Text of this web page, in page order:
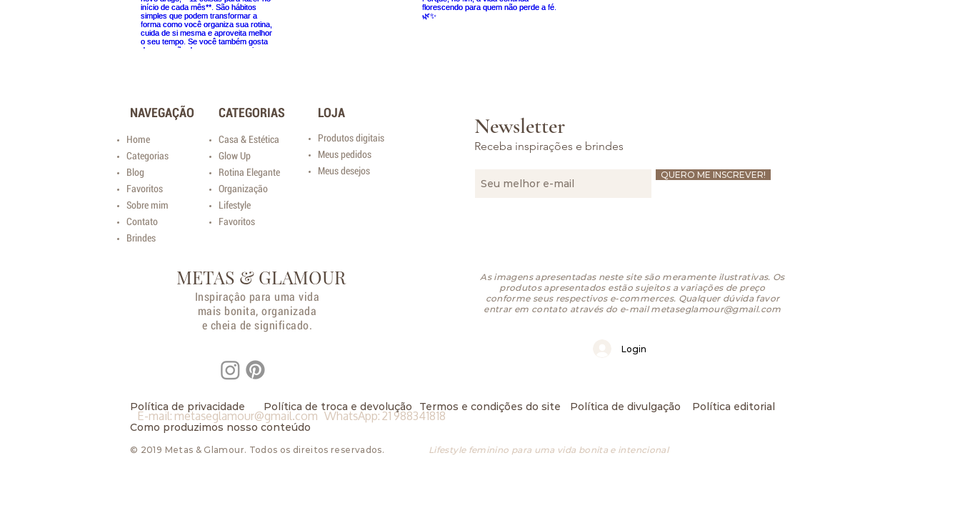
NAVEGAÇÃO
Home
Categorias
Blog
Favoritos
Sobre mim
Contato
Brindes
CATEGORIAS
Casa & Estética
Glow Up
Rotina Elegante
Organização
Lifestyle
Favoritos
LOJA
Produtos digitais
Meus pedidos
Meus desejos
Newsletter
Receba inspirações e brindes
QUERO ME INSCREVER!
METAS & GLAMOUR
Inspiraçâo para uma vida
mais bonita, organizada
e cheia de significado.
As imagens apresentadas neste site são meramente ilustrativas. Os
produtos apresentados estão sujeitos a variações de preço
conforme seus respectivos e-commerces. Qualquer dúvida favor
entrar em contato através do e-mailmetaseglamour@gmail.com
Login
E-mail:metaseglamour@gmail.com WhatsApp: 21 988341818
Política de privacidade Política de troca e devolução Termos e condições do site
Política de divulgação
Como produzimos nosso conteúdo
© 2019 Metas & Glamour. Todos os direitos reservados. Lifestyle feminino para uma vida bonita e intencional
Política editorial